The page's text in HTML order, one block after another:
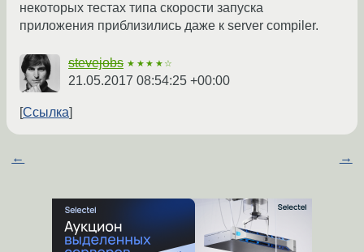
некоторых тестах типа скорости запуска
приложения приблизились даже к server compiler.
stevejobs ★★★★☆
21.05.2017 08:54:25 +00:00
Ссылка
← →